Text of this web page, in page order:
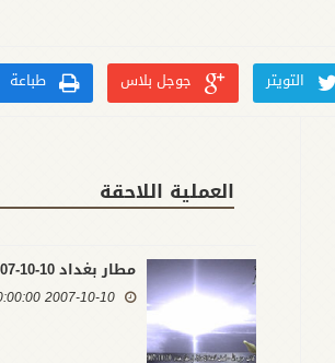
التويتر جوجل بلاس طباعة
العملية اللاحقة
مطار بغداد 10-10-2007
2007-10-10 00:00:00